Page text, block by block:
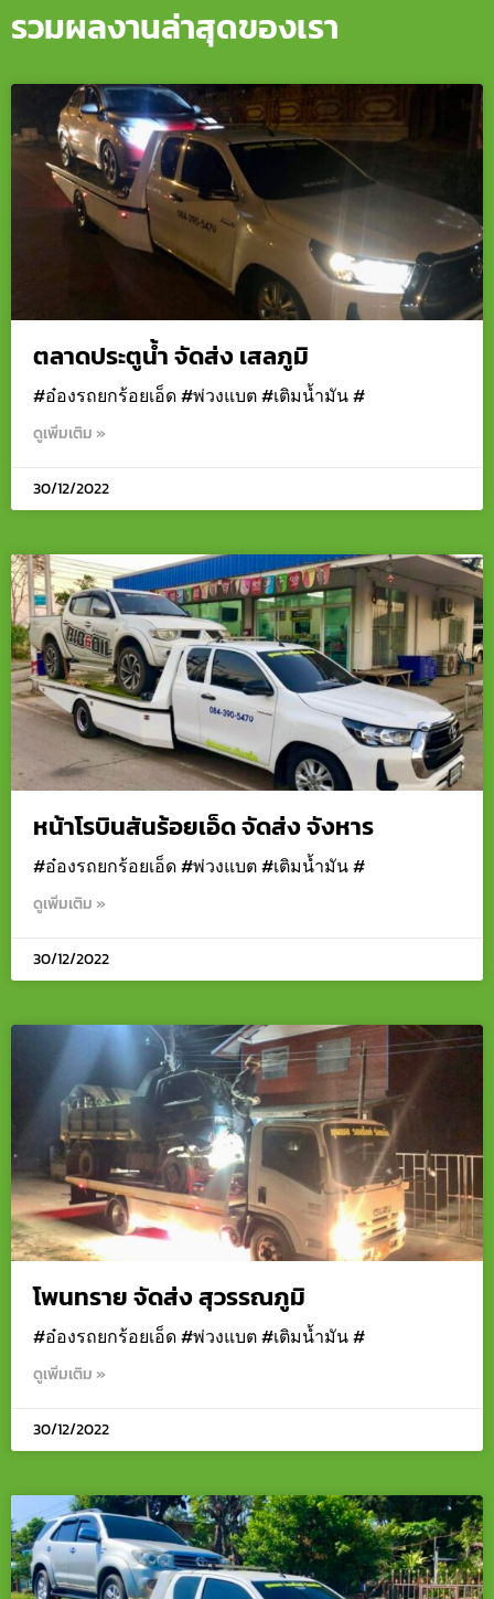
รวมผลงานล่าสุดของเรา
ตลาดประตูน้ำ จัดส่ง เสลภูมิ
#อ๋องรถยกร้อยเอ็ด #พ่วงแบต #เติมน้ำมัน #
ดูเพิ่มเติม »
30/12/2022
หน้าโรบินสันร้อยเอ็ด จัดส่ง จังหาร
#อ๋องรถยกร้อยเอ็ด #พ่วงแบต #เติมน้ำมัน #
ดูเพิ่มเติม »
30/12/2022
โพนทราย จัดส่ง สุวรรณภูมิ
#อ๋องรถยกร้อยเอ็ด #พ่วงแบต #เติมน้ำมัน #
ดูเพิ่มเติม »
30/12/2022